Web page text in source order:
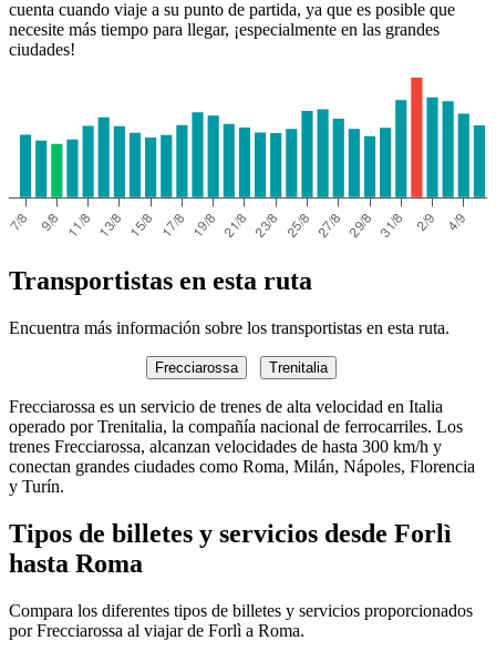
cuenta cuando viaje a su punto de partida, ya que es posible que
necesite más tiempo para llegar, ¡especialmente en las grandes
ciudades!
Transportistas en esta ruta
Encuentra más información sobre los transportistas en esta ruta.
Frecciarossa Trenitalia
Frecciarossa es un servicio de trenes de alta velocidad en Italia
operado por Trenitalia, la compañía nacional de ferrocarriles. Los
trenes Frecciarossa, alcanzan velocidades de hasta 300 km/h y
conectan grandes ciudades como Roma, Milán, Nápoles, Florencia
y Turín.
Tipos de billetes y servicios desde Forlì
hasta Roma
Compara los diferentes tipos de billetes y servicios proporcionados
por Frecciarossa al viajar de Forlì a Roma.